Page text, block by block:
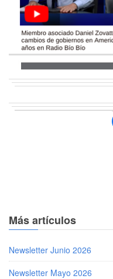
Más artículos
Newsletter Junio 2026
Newsletter Mayo 2026